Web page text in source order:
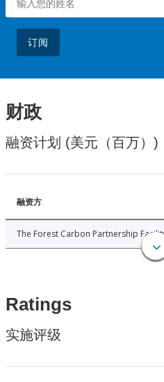
订阅
财政
融资计划 (美元（百万）)
融资方
The Forest Carbon Partnership
Ratings
实施评级